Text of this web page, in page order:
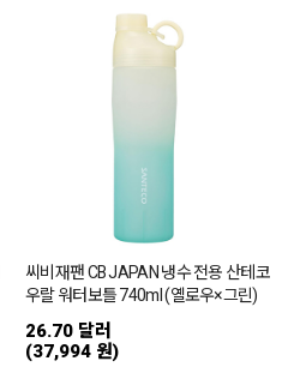
씨비재팬 CB JAPAN 냉수 전용 산테코
우랄 워터보틀 740ml (옐로우×그린)
26.70 달러
(37,994 원)